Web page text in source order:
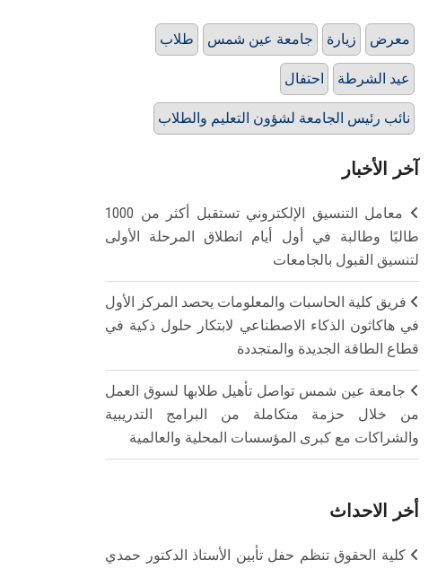
طلاب جامعة عين شمس زيارة معرض
احتفال عيد الشرطة
نائب رئيس الجامعة لشؤون التعليم والطلاب
آخر الأخبار
معامل التنسيق الإلكتروني تستقبل أكثر من 1000
طالبًا وطالبة في أول أيام انطلاق المرحلة الأولى
لتنسيق القبول بالجامعات
فريق كلية الحاسبات والمعلومات يحصد المركز الأول
في هاكاثون الذكاء الاصطناعي لابتكار حلول ذكية في
قطاع الطاقة الجديدة والمتجددة
جامعة عين شمس تواصل تأهيل طلابها لسوق العمل
من خلال حزمة متكاملة من البرامج التدريبية
والشراكات مع كبرى المؤسسات المحلية والعالمية
أخر الاحداث
كلية الحقوق تنظم حفل تأبين الأستاذ الدكتور حمدي